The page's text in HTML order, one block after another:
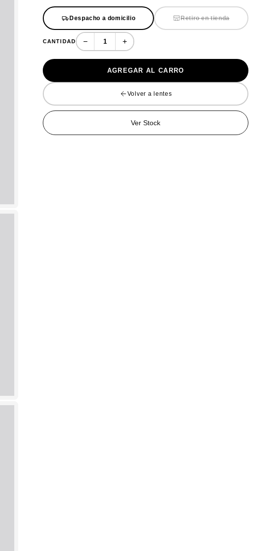
Despacho a domicilio Retiro en tienda
CANTIDAD − +
AGREGAR AL CARRO
Volver a lentes
Ver Stock